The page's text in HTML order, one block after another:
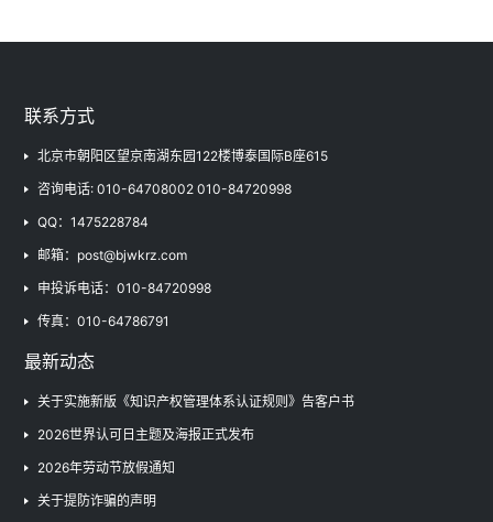
联系方式
北京市朝阳区望京南湖东园122楼博泰国际B座615
咨询电话: 010-64708002 010-84720998
QQ：1475228784
邮箱：post@bjwkrz.com
申投诉电话：010-84720998
传真：010-64786791
最新动态
关于实施新版《知识产权管理体系认证规则》告客户书
2026世界认可日主题及海报正式发布
2026年劳动节放假通知
关于提防诈骗的声明